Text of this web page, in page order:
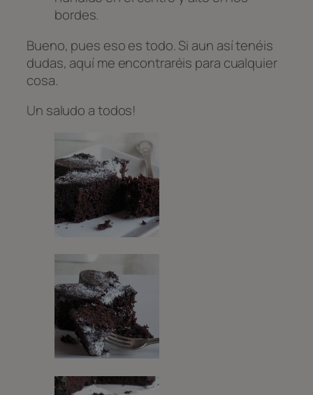
bordes.
Bueno, pues eso es todo. Si aun así tenéis
dudas, aquí me encontraréis para cualquier
cosa.
Un saludo a todos!